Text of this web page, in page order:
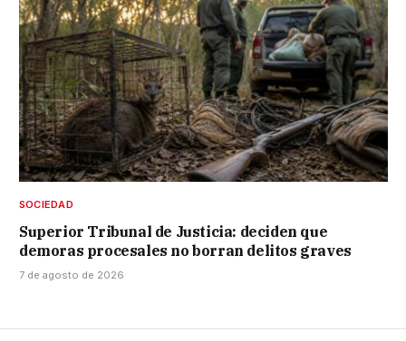
SOCIEDAD
Superior Tribunal de Justicia: deciden que
demoras procesales no borran delitos graves
7 de agosto de 2026